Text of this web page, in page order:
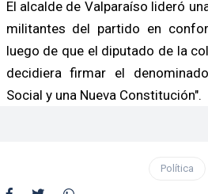
El alcalde de Valparaíso lideró
militantes del partido en
luego de que el diputado de la
decidiera firmar el
Social y una Nueva Constitución".
Política